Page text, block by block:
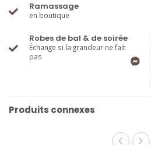
Ramassage
en boutique
Robes de bal & de soirée
Échange si la grandeur ne fait
pas
Produits connexes